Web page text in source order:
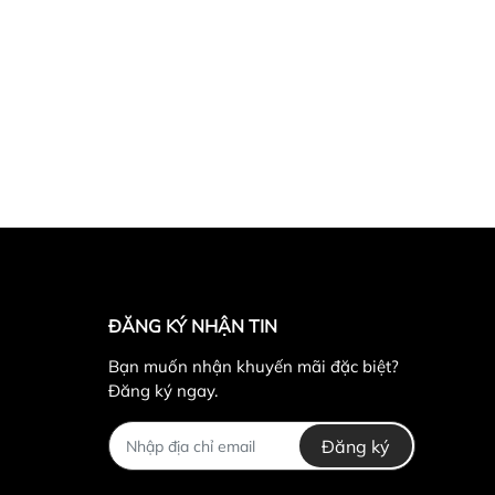
ĐĂNG KÝ NHẬN TIN
Bạn muốn nhận khuyến mãi đặc biệt?
Đăng ký ngay.
Đăng ký